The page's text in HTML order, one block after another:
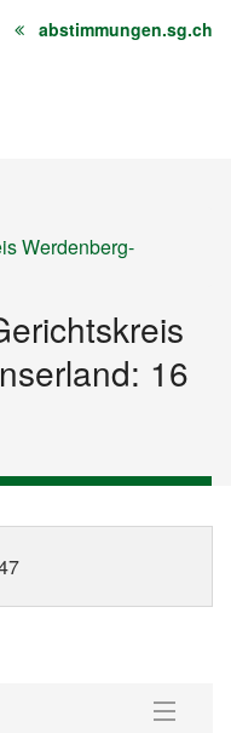
abstimmungen.sg.ch
Werdenberg-
16